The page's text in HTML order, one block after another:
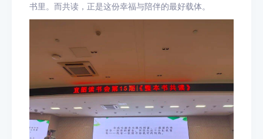
书里。而共读，正是这份幸福与陪伴的最好载体。